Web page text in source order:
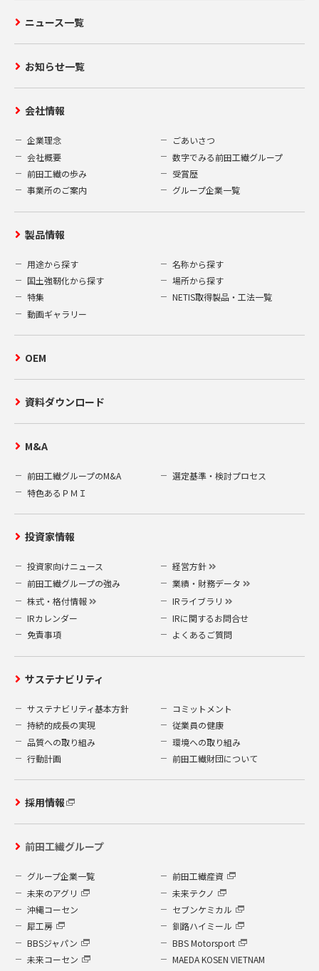
ニュース一覧
お知らせ一覧
会社情報
企業理念
ごあいさつ
会社概要
数字でみる前田工繊グループ
前田工繊の歩み
受賞歴
事業所のご案内
グループ企業一覧
製品情報
用途から探す
名称から探す
国土強靭化から探す
場所から探す
特集
NETIS取得製品・工法一覧
動画ギャラリー
OEM
資料ダウンロード
M&A
前田工繊グループのM&A
選定基準・検討プロセス
特色あるＰＭＩ
投資家情報
投資家向けニュース
経営方針
前田工繊グループの強み
業績・財務データ
株式・格付情報
IRライブラリ
IRカレンダー
IRに関するお問合せ
免責事項
よくあるご質問
サステナビリティ
サステナビリティ基本方針
コミットメント
持続的成長の実現
従業員の健康
品質への取り組み
環境への取り組み
行動計画
前田工繊財団について
採用情報
前田工繊グループ
グループ企業一覧
前田工繊産資
未来のアグリ
未来テクノ
沖縄コーセン
セブンケミカル
犀工房
釧路ハイミール
BBSジャパン
BBS Motorsport
未来コーセン
MAEDA KOSEN VIETNAM